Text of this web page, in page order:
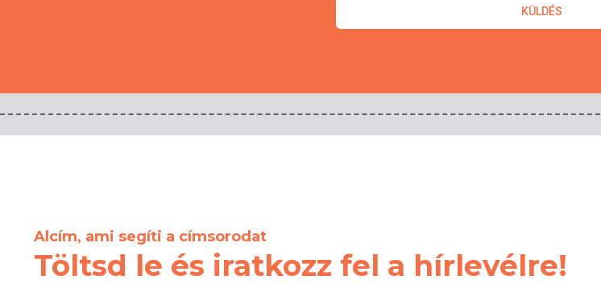
KÜLDÉS
Alcím, ami segíti a címsorodat
Töltsd le és iratkozz fel a hírlevélre!